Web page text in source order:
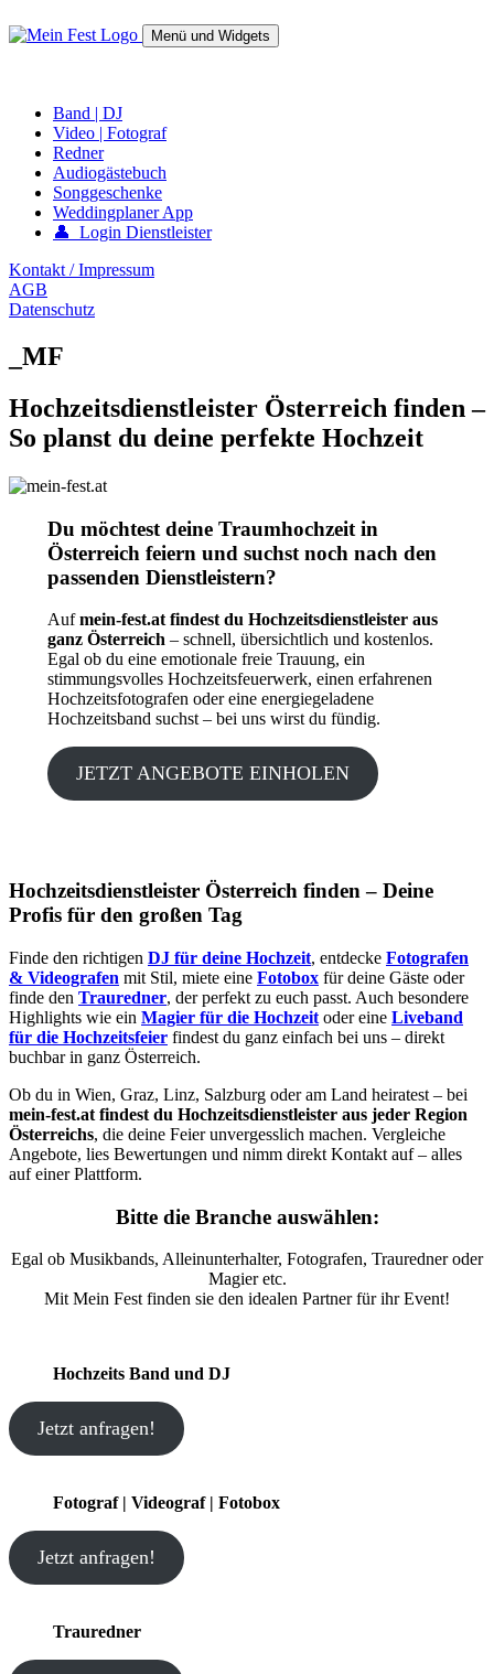
zum
Menü und Widgets
Band | DJ
Video | Fotograf
Redner
Audiogästebuch
Songgeschenke
Weddingplaner App
👤 Login Dienstleister
Kontakt / Impressum
AGB
Datenschutz
_MF
Hochzeitsdienstleister Österreich finden –
So planst du deine perfekte Hochzeit
Du möchtest deine Traumhochzeit in
Österreich feiern und suchst noch nach den
passenden Dienstleistern?
Aufmein-fest.at findest du Hochzeitsdienstleister aus
ganz Österreich– schnell, übersichtlich und kostenlos.
Egal ob du eine emotionale freie Trauung, ein
stimmungsvolles Hochzeitsfeuerwerk, einen erfahrenen
Hochzeitsfotografen oder eine energiegeladene
Hochzeitsband suchst – bei uns wirst du fündig.
JETZT ANGEBOTE EINHOLEN
Hochzeitsdienstleister Österreich finden – Deine
Profis für den großen Tag
Finde den richtigen DJ für deine Hochzeit, entdecke Fotografen
& Videografen mit Stil, miete eine Fotobox für deine Gäste oder
finde den Trauredner, der perfekt zu euch passt. Auch besondere
Highlights wie ein Magier für die Hochzeit oder eine Liveband
für die Hochzeitsfeier findest du ganz einfach bei uns – direkt
buchbar in ganz Österreich.
Ob du in Wien, Graz, Linz, Salzburg oder am Land heiratest – bei
mein-fest.at findest du Hochzeitsdienstleister aus jeder Region
Österreichs, die deine Feier unvergesslich machen. Vergleiche
Angebote, lies Bewertungen und nimm direkt Kontakt auf – alles
auf einer Plattform.
Bitte die Branche auswählen:
Egal ob Musikbands, Alleinunterhalter, Fotografen, Trauredner oder
Magier etc.
Mit Mein Fest finden sie den idealen Partner für ihr Event!
Hochzeits Band und DJ
Jetzt anfragen!
Fotograf | Videograf | Fotobox
Jetzt anfragen!
Trauredner